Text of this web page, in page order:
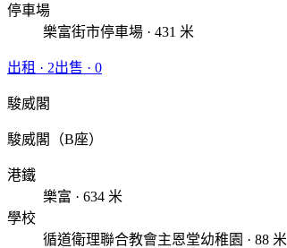
停車場
樂富街市停車場 · 431 米
出租 · 2出售 · 0
駿威閣
駿威閣（B座）
港鐵
樂富 · 634 米
學校
循道衛理聯合教會主恩堂幼稚園 · 88 米